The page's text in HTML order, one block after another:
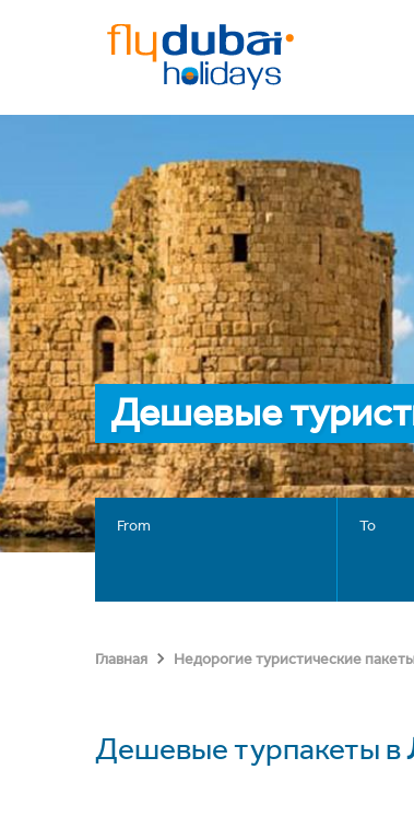
Дешевые
From To
Главная Недорогие туристические
Дешевые турпакеты в